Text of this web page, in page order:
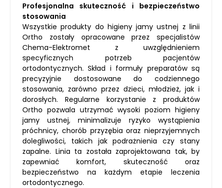
Profesjonalna skuteczność i bezpieczeństwo
stosowania
Wszystkie produkty do higieny jamy ustnej z linii
Ortho zostały opracowane przez specjalistów
Chema-Elektromet z uwzględnieniem
specyficznych potrzeb pacjentów
ortodontycznych. Skład i formuły preparatów są
precyzyjnie dostosowane do codziennego
stosowania, zarówno przez dzieci, młodzież, jak i
dorosłych. Regularne korzystanie z produktów
Ortho pozwala utrzymać wysoki poziom higieny
jamy ustnej, minimalizuje ryzyko wystąpienia
próchnicy, chorób przyzębia oraz nieprzyjemnych
dolegliwości, takich jak podrażnienia czy stany
zapalne. Linia ta została zaprojektowana tak, by
zapewniać komfort, skuteczność oraz
bezpieczeństwo na każdym etapie leczenia
ortodontycznego.